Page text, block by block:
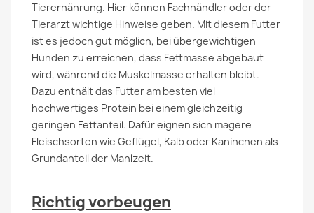
Tierernährung. Hier können Fachhändler oder der
Tierarzt wichtige Hinweise geben. Mit diesem Futter
ist es jedoch gut möglich, bei übergewichtigen
Hunden zu erreichen, dass Fettmasse abgebaut
wird, während die Muskelmasse erhalten bleibt.
Dazu enthält das Futter am besten viel
hochwertiges Protein bei einem gleichzeitig
geringen Fettanteil. Dafür eignen sich magere
Fleischsorten wie Geflügel, Kalb oder Kaninchen als
Grundanteil der Mahlzeit.
Richtig vorbeugen